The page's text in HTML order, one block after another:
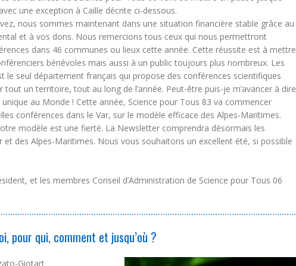
une exception à Caille décrite ci-dessous.
nous sommes maintenant dans une situation financière stable grâce au
et à vos dons. Nous remercions tous ceux qui nous permettront
dans 46 communes ou lieux cette année. Cette réussite est à mettre
bénévoles mais aussi à un public toujours plus nombreux. Les
le seul département français qui propose des conférences scientifiques
un territoire, tout au long de l’année. Peut-être puis-je m’avancer à dire
unique au Monde ! Cette année, Science pour Tous 83 va commencer
conférences dans le Var, sur le modèle efficace des Alpes-Maritimes.
modèle est une fierté. La Newsletter comprendra désormais les
et des Alpes-Maritimes. Nous vous souhaitons un excellent été, si possible
et les membres Conseil d’Administration de Science pour Tous 06
pour qui, comment et jusqu’où ?
Giotart